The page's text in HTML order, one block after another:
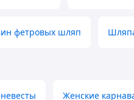
фетровых шляп
Женские